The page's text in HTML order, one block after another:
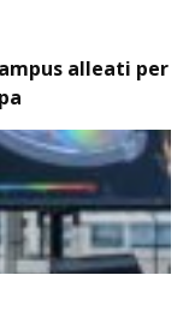
alleati per